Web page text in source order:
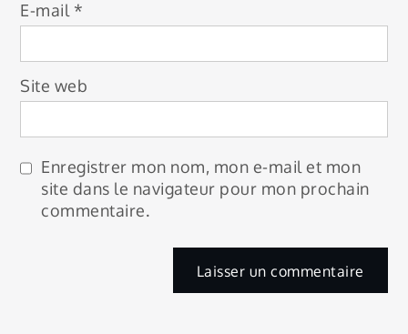
E-mail *
Site web
Enregistrer mon nom, mon e-mail et mon
site dans le navigateur pour mon prochain
commentaire.